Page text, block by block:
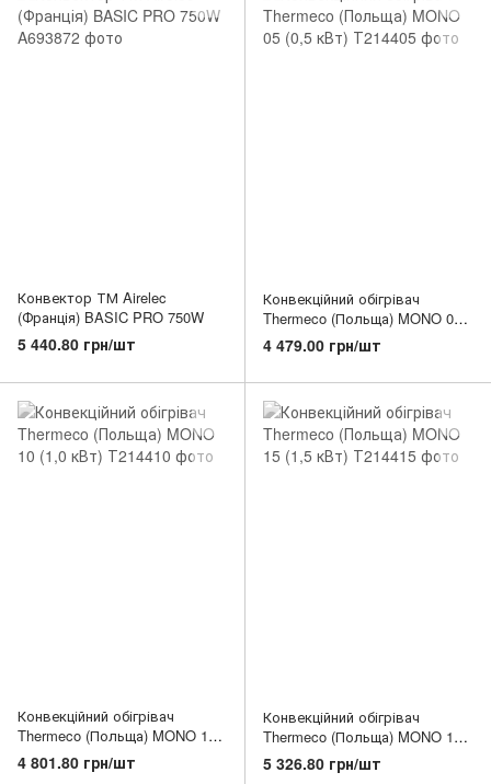
Конвектор ТМ Airelec
(Франція) BASIC PRO 750W
5 440.80 грн/шт
Конвекційний обігрівач
Thermeco (Польща) MONO 05
(0,5 кВт)
4 479.00 грн/шт
Конвекційний обігрівач
Thermeco (Польща) MONO 10
(1,0 кВт)
4 801.80 грн/шт
Конвекційний обігрівач
Thermeco (Польща) MONO 15
(1,5 кВт)
5 326.80 грн/шт